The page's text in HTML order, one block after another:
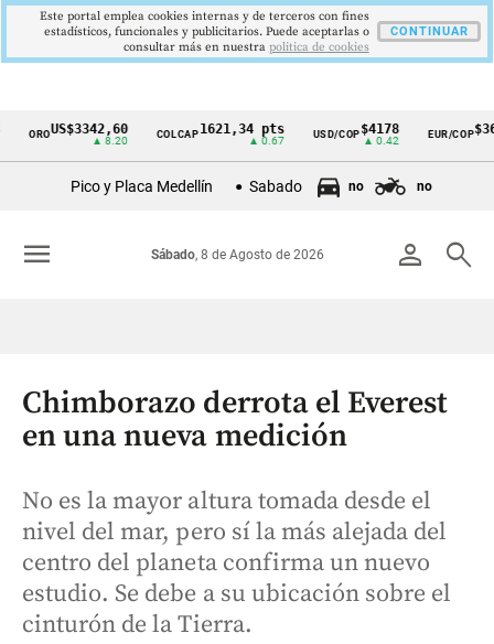
Cintillo
Colombia
OROUS$3342,60
▲ 8.20
COLCAP1621,34 pts
▲ 0.67
USD/COP$4178
▲ 0.42
EUR/COP
Pico y Placa Medellín Sabado no no
person search
Sábado, 8 de Agosto de 2026
menu
Chimborazo derrota el Everest
en una nueva medición
No es la mayor altura tomada desde el
nivel del mar, pero sí la más alejada del
centro del planeta confirma un nuevo
estudio. Se debe a su ubicación sobre el
cinturón de la Tierra.
Este portal emplea cookies internas y de terceros con fines
estadísticos, funcionales y publicitarios. Puede aceptarlas o
consultar más en nuestra politica de cookies
CONTINUAR